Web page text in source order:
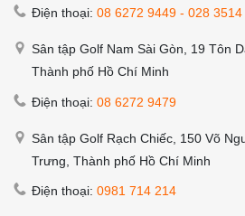
Điện thoại: 08 6272 9449 - 028
Sân tập Golf Nam Sài Gòn, 19 Tôn
Thành phố Hồ Chí Minh
Điện thoại: 08 6272 9479
Sân tập Golf Rạch Chiếc, 150 Võ
Trưng, Thành phố Hồ Chí Minh
Điện thoại: 0981 714 214